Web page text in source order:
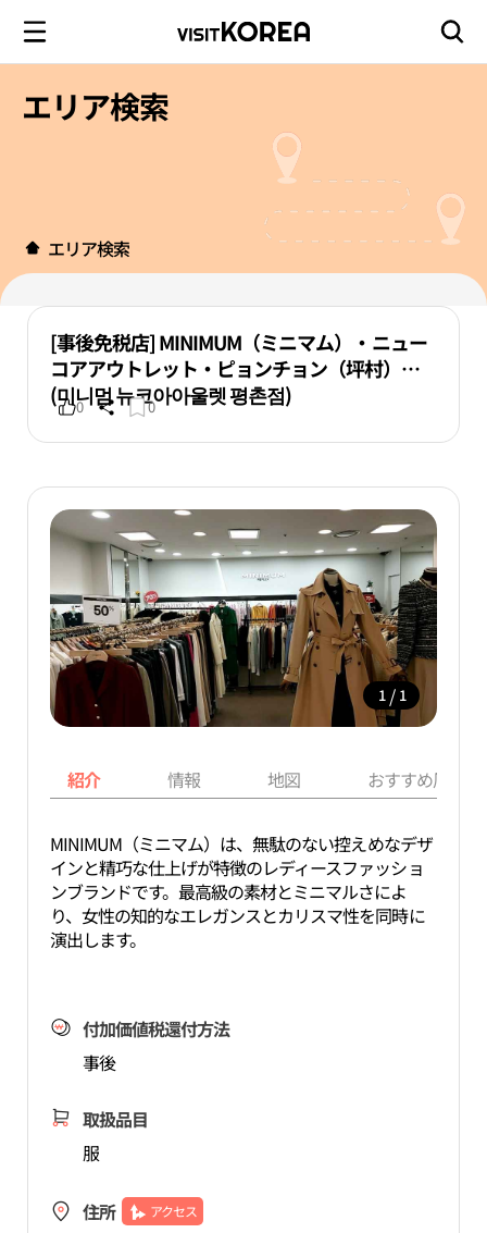
エリア検索
エリア検索
[事後免税店] MINIMUM（ミニマム）・ニュー
コアアウトレット・ピョンチョン（坪村）店
(미니멈 뉴코아아울렛 평촌점)
0 0
1 / 1
紹介 情報 地図 おすすめ周辺
MINIMUM（ミニマム）は、無駄のない控えめなデザ
インと精巧な仕上げが特徴のレディースファッショ
ンブランドです。最高級の素材とミニマルさによ
り、女性の知的なエレガンスとカリスマ性を同時に
演出します。
付加価値税還付方法
事後
取扱品目
服
住所 アクセス